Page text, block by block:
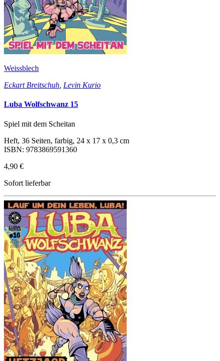
Weissblech
Eckart Breitschuh Levin Kurio
Luba Wolfschwanz 15
Spiel mit dem Scheitan
Heft, 36 Seiten, farbig, 24 x 17 x 0,3 cm
ISBN: 9783869591360
4,90 €
Sofort lieferbar